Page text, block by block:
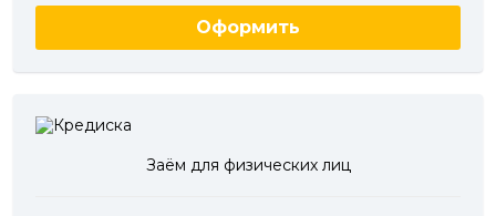
Оформить
Заём для физических лиц